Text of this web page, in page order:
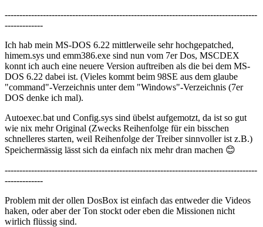
--------------------------------------------------------------------------------------
-------------
Ich hab mein MS-DOS 6.22 mittlerweile sehr hochgepatched,
himem.sys und emm386.exe sind nun vom 7er Dos, MSCDEX
konnt ich auch eine neuere Version auftreiben als die bei dem MS-
DOS 6.22 dabei ist. (Vieles kommt beim 98SE aus dem glaube
"command"-Verzeichnis unter dem "Windows"-Verzeichnis (7er
DOS denke ich mal).
Autoexec.bat und Config.sys sind übelst aufgemotzt, da ist so gut
wie nix mehr Original (Zwecks Reihenfolge für ein bisschen
schnelleres starten, weil Reihenfolge der Treiber sinnvoller ist z.B.)
Speichermässig lässt sich da einfach nix mehr dran machen 😊
--------------------------------------------------------------------------------------
-------------
Problem mit der ollen DosBox ist einfach das entweder die Videos
haken, oder aber der Ton stockt oder eben die Missionen nicht
wirlich flüssig sind.